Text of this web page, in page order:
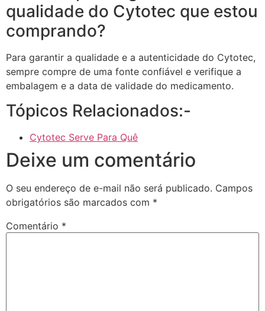
qualidade do Cytotec que estou
comprando?
Para garantir a qualidade e a autenticidade do Cytotec,
sempre compre de uma fonte confiável e verifique a
embalagem e a data de validade do medicamento.
Tópicos Relacionados:-
Cytotec Serve Para Quê
Deixe um comentário
O seu endereço de e-mail não será publicado. Campos
obrigatórios são marcados com *
Comentário *